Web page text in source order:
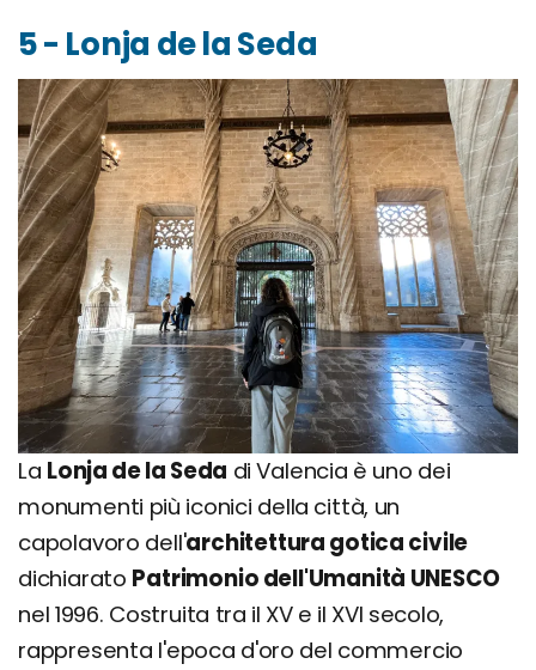
5 - Lonja de la Seda
La Lonja de la Seda di Valencia è uno dei
monumenti più iconici della città, un
capolavoro dell'architettura gotica civile
dichiarato Patrimonio dell'Umanità UNESCO
nel 1996. Costruita tra il XV e il XVI secolo,
rappresenta l'epoca d'oro del commercio